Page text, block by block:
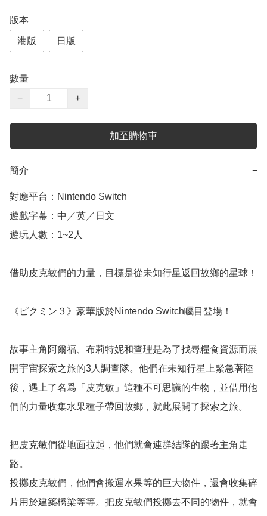
版本
港版 日版
數量
−
+
加至購物車
簡介 −
對應平台：Nintendo Switch
遊戲字幕：中／英／日文
遊玩人數：1~2人
借助皮克敏們的力量，目標是從未知行星返回故鄉的星球！
《ピクミン３》豪華版於Nintendo Switch矚目登場！
故事主角阿爾福、布莉特妮和查理是為了找尋糧食資源而展
開宇宙探索之旅的3人調查隊。他們在未知行星上緊急著陸
後，遇上了名爲「皮克敏」這種不可思議的生物，並借用他
們的力量收集水果種子帶回故鄉，就此展開了探索之旅。
把皮克敏們從地面拉起，他們就會連群結隊的跟著主角走
路。
投擲皮克敏們，他們會搬運水果等的巨大物件，還會收集碎
片用於建築橋梁等等。把皮克敏們投擲去不同的物件，就會